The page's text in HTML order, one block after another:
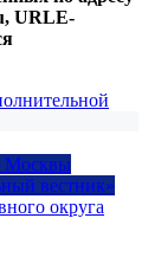
URLE-